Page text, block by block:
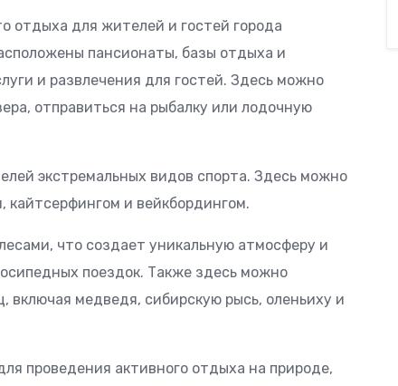
отдыха для жителей и гостей города
пансионаты, базы отдыха и
и развлечения для гостей. Здесь можно
отправиться на рыбалку или лодочную
экстремальных видов спорта. Здесь можно
кайтсерфингом и вейкбордингом.
что создает уникальную атмосферу и
поездок. Также здесь можно
медведя, сибирскую рысь, оленьиху и
проведения активного отдыха на природе,